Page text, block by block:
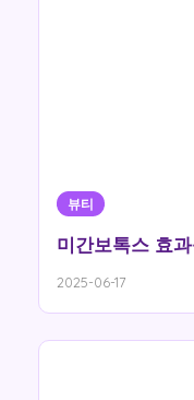
뷰티
미간보톡스 효
2025-06-17